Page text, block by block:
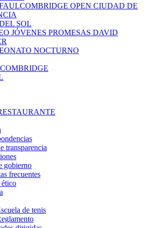
OPEN CIUDAD DE
SOL
JÓVENES PROMESAS DAVID
NOCTURNO
transparencia
gobierno
frecuentes
de tenis